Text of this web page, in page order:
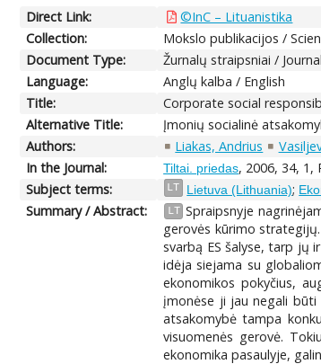
Direct Link:
©InC – Lituanistika
Collection:
Mokslo publikacijos /
Document Type:
Žurnalų straipsniai /
Language:
Anglų kalba / English
Title:
Corporate social
Alternative Title:
Įmonių socialinė
Authors:
Liakas, Andrius
In the Journal:
Tiltai. priedas, 2006, 34, 1,
Subject terms:
LT Lietuva (Lithuania);
Summary / Abstract: LT Spraipsnyje
gerovės kūrimo
svarbą ES šalyse, tarp jų
idėja siejama su
ekonomikos pokyčius,
įmonėse ji jau negali
atsakomybė tampa
visuomenės gerovė.
ekonomika pasaulyje,